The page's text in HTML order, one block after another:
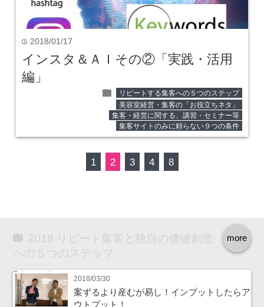
time 2018/01/17
インスタ＆ＡＩその②「実践・活用
編」
folder
リピートする集客への５つのステップ
美容室経営・集客の「お役立ちネタ」
集客・経営に関する、講習・セミナー等
集客サイトのみに頼らない９つの条件
1 2 3 4 8
more
2018 リピート集客と独自の価値創造
への５つのステップ
2018/03/30
案ずるより産むが易し！インプットしたらア
ウトプット！